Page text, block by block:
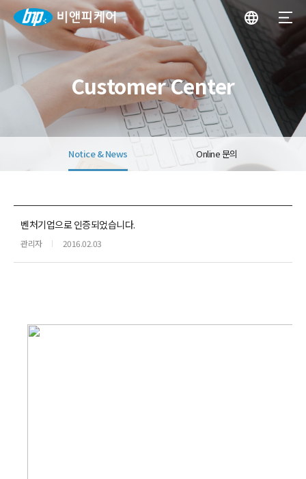
Customer Center
Notice & News Online 문의
벤처기업으로 인증되었습니다.
관리자 2016.02.03